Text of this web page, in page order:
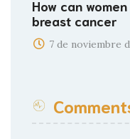
How can
breast cancer
7 de noviembre